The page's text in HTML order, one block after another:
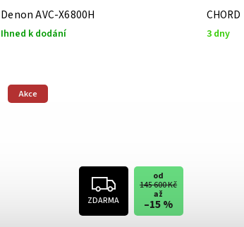
Denon AVC-X6800H
Ihned k dodání 3 dny
Akce
ZDARMA
od
145 600 Kč
až
–15 %